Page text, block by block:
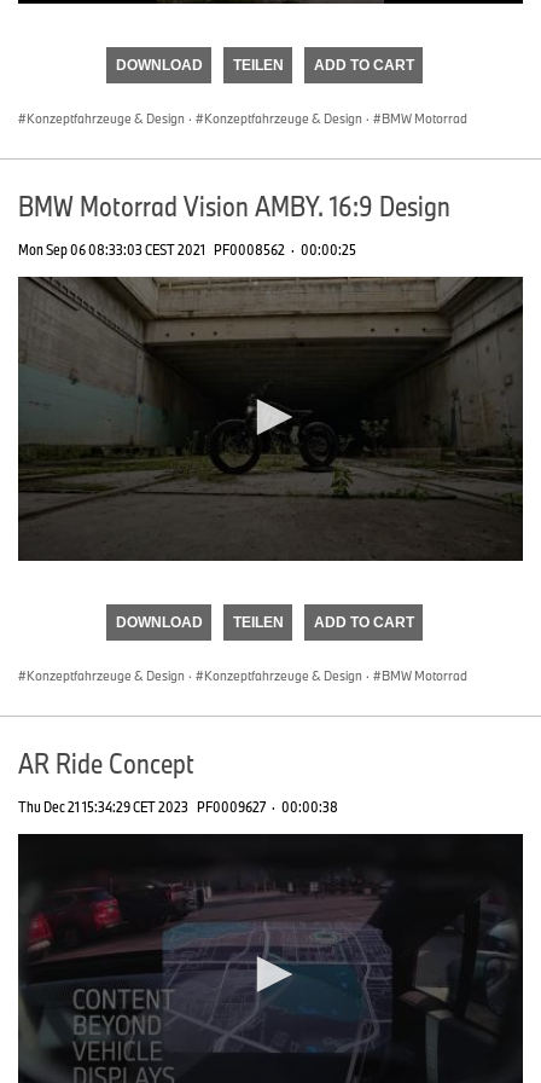
DOWNLOAD TEILEN ADD TO CART
Konzeptfahrzeuge & Design · Konzeptfahrzeuge & Design · BMW Motorrad
BMW Motorrad Vision AMBY. 16:9 Design
Mon Sep 06 08:33:03 CEST 2021 PF0008562 · 00:00:25
DOWNLOAD TEILEN ADD TO CART
Konzeptfahrzeuge & Design · Konzeptfahrzeuge & Design · BMW Motorrad
AR Ride Concept
Thu Dec 21 15:34:29 CET 2023 PF0009627 · 00:00:38